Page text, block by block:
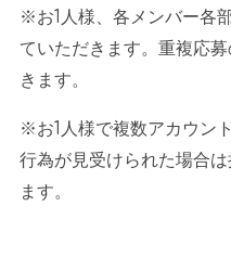
※お1 人様、各メンバー各
ていただきます。重複応
きます。
※お 人様で複数アカウン
行為が見受けられた場合
ます。